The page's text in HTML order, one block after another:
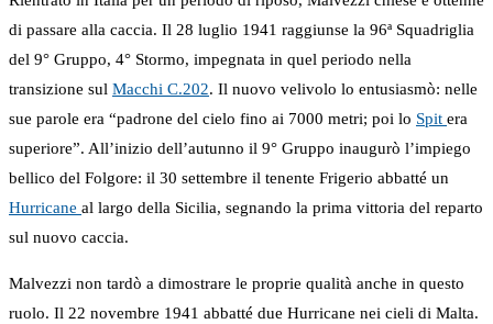
di passare alla caccia. Il 28 luglio 1941 raggiunse la 96ª Squadriglia
del 9° Gruppo, 4° Stormo, impegnata in quel periodo nella
transizione sul Macchi C.202. Il nuovo velivolo lo entusiasmò: nelle
sue parole era “padrone del cielo fino ai 7000 metri; poi lo Spit era
superiore”. All’inizio dell’autunno il 9° Gruppo inaugurò l’impiego
bellico del Folgore: il 30 settembre il tenente Frigerio abbatté un
Hurricane al largo della Sicilia, segnando la prima vittoria del reparto
sul nuovo caccia.
Malvezzi non tardò a dimostrare le proprie qualità anche in questo
ruolo. Il 22 novembre 1941 abbatté due Hurricane nei cieli di Malta.